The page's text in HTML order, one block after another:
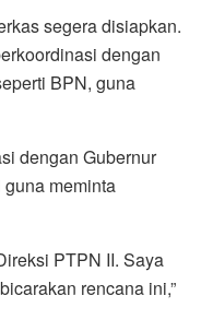
segera disiapkan.
dengan
BPN, guna
dengan Gubernur
meminta
PTPN II. Saya
rencana ini,”